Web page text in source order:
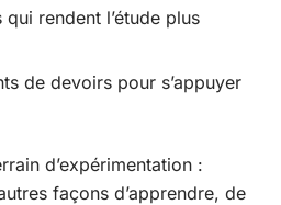
rendent l’étude plus
de devoirs pour s’appuyer
d’expérimentation :
façons d’apprendre, de